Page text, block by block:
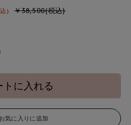
) ￥38,500(税込)
トに入れる
お気に入りに追加